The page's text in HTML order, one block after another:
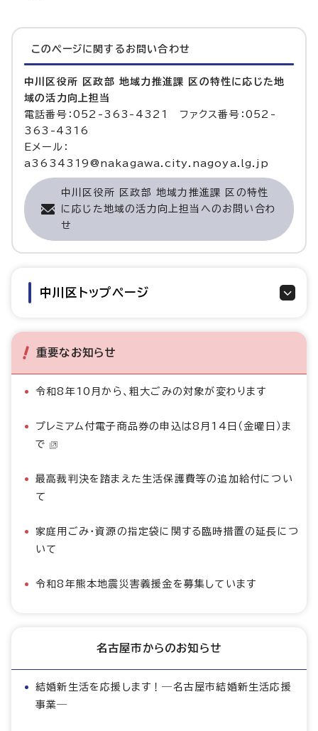
このページに関する お問い合わせ
中川区役所 区政部 地域力推進課 区の特性に応じた地
域の活力向上担当
電話番号：052-363-4321 ファクス番号：052-
363-4316
Eメール：
a3634319@nakagawa.city.nagoya.lg.jp
中川区役所 区政部 地域力推進課 区の特性
に応じた地域の活力向上担当へのお問い合わ
せ
中川区トップページ
重要なお知らせ
令和8年10月から、粗大ごみの対象が変わります
プレミアム付電子商品券の申込は8月14日（金曜日）ま
で
最高裁判決を踏まえた生活保護費等の追加給付につい
て
家庭用ごみ・資源の指定袋に関する臨時措置の延長につ
いて
令和8年熊本地震災害義援金を募集しています
名古屋市からのお知らせ
結婚新生活を応援します！―名古屋市結婚新生活応援
事業―